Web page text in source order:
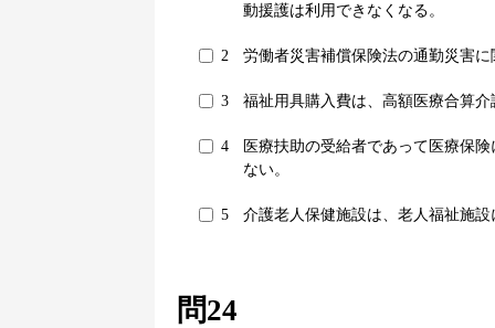
動援護は利用できなくなる。
2 労働者災害補償保険法の通勤災害
3 福祉用具購入費は、高額医療合算
4
医療扶助の受給者であって医療保
ない。
5 介護老人保健施設は、老人福祉施
問24